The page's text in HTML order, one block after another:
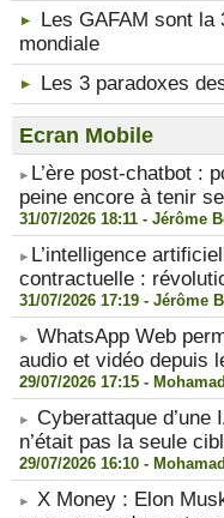
Les GAFAM sont la
mondiale
Les 3 paradoxes
Ecran Mobile
​L’ère post-chatbot :
peine encore à tenir
31/07/2026 18:11 - Jérôme
​L’intelligence
contractuelle :
31/07/2026 17:19 - Jérôme
WhatsApp Web
audio et vidéo depuis
29/07/2026 17:15 -
Cyberattaque d’une
n’était pas la seule
29/07/2026 16:10 -
X Money : Elon